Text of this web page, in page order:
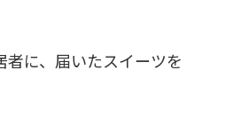
に、届いたスイーツを